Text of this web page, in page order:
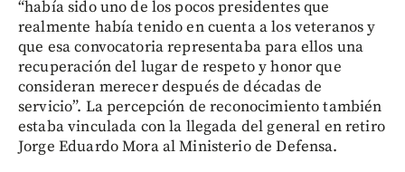
“había sido uno de los pocos presidentes que
realmente había tenido en cuenta a los veteranos y
que esa convocatoria representaba para ellos una
recuperación del lugar de respeto y honor que
consideran merecer después de décadas de
servicio”. La percepción de reconocimiento también
estaba vinculada con la llegada del general en retiro
Jorge Eduardo Mora al Ministerio de Defensa.